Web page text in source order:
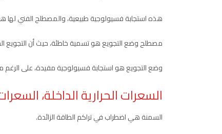
هذه استجابة فسيولوجية طبيعية، والمصطلح الفني لها هو
مصطلح وضع التجويع هو تسمية خاطئة، حيث أن التجويع
وضع التجويع هو استجابة فسيولوجية مفيدة، على الرغم
السعرات الحرارية الداخلة،
السمنة هي اضطراب في تراكم الطاقة الزائدة.